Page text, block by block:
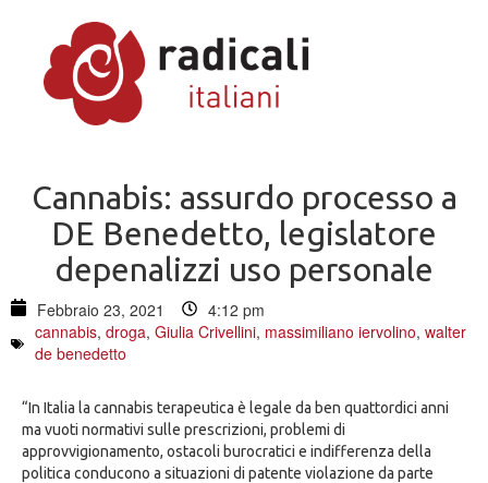
Cannabis: assurdo processo a
DE Benedetto, legislatore
depenalizzi uso personale
Febbraio 23, 2021
4:12 pm
cannabis, droga, Giulia Crivellini, massimiliano iervolino, walter
de benedetto
“In Italia la cannabis terapeutica è legale da ben quattordici anni
ma vuoti normativi sulle prescrizioni, problemi di
approvvigionamento, ostacoli burocratici e indifferenza della
politica conducono a situazioni di patente violazione da parte